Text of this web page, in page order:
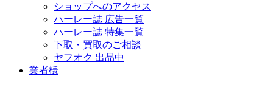
ショップへのアクセス
ハーレー誌 広告一覧
ハーレー誌 特集一覧
下取・買取のご相談
ヤフオク 出品中
業者様